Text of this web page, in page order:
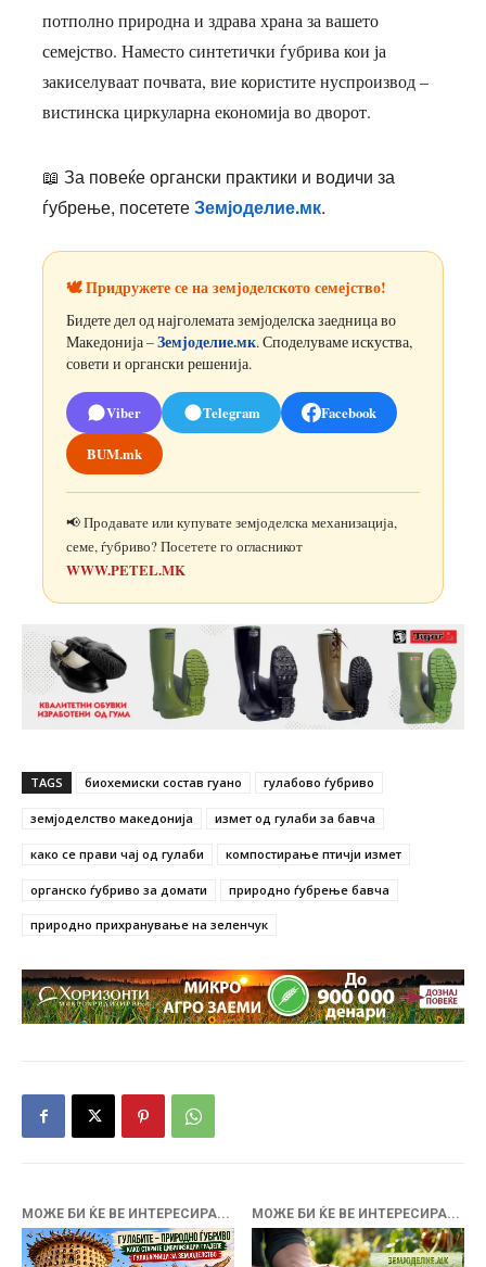
потполно природна и здрава храна за вашето
семејство. Наместо синтетички ѓубрива кои ја
закиселуваат почвата, вие користите нуспроизвод –
вистинска циркуларна економија во дворот.
📖 За повеќе органски практики и водичи за
ѓубрење, посететеЗемјоделие.мк.
🕊️ Придружете се на земјоделското семејство!
Бидете дел од најголемата земјоделска заедница во
Македонија –Земјоделие.мк. Споделуваме искуства,
совети и органски решенија.
Viber Telegram Facebook
BUM.mk
📢 Продавате или купувате земјоделска механизација,
семе, ѓубриво? Посетете го огласникот
WWW.PETEL.MK
TAGS биохемиски состав гуано гулабово ѓубриво
земјоделство македонија измет од гулаби за бавча
како се прави чај од гулаби компостирање птичји измет
органско ѓубриво за домати природно ѓубрење бавча
природно прихранување на зеленчук
МОЖЕ БИ ЌЕ ВЕ ИНТЕРЕСИРА... МОЖЕ БИ ЌЕ ВЕ ИНТЕРЕСИРА...